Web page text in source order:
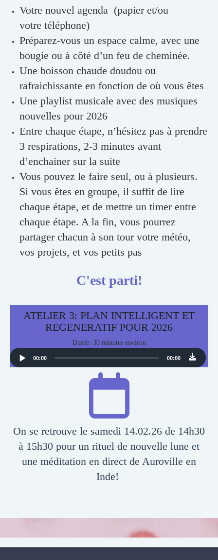
Votre nouvel agenda (papier et/ou
votre téléphone)
Préparez-vous un espace calme, avec une
bougie ou à côté d’un feu de cheminée.
Une boisson chaude doudou ou
rafraichissante en fonction de où vous êtes
Une playlist musicale avec des musiques
nouvelles pour 2026
Entre chaque étape, n’hésitez pas à prendre
3 respirations, 2-3 minutes avant
d’enchainer sur la suite
Vous pouvez le faire seul, ou à plusieurs.
Si vous êtes en groupe, il suffit de lire
chaque étape, et de mettre un timer entre
chaque étape. A la fin, vous pourrez
partager chacun à son tour votre météo,
vos projets, et vos petits pas
C'est parti!
ATELIER 3: PLAN INTELLIGENT ET
REGENERATIF POUR 2026
Durée: 30 minutes environ
Audio
Player
00:00 00:00
On se retrouve le samedi 14.02.26 de 14h30
à 15h30 pour un rituel de nouvelle lune et
une méditation en direct de Auroville en
Inde!